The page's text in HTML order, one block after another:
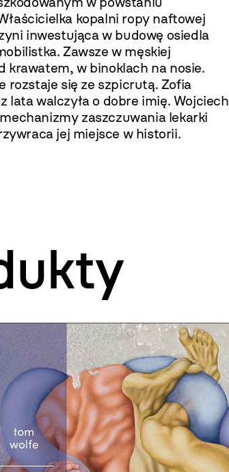
kopalni ropy naftowej
inwestująca w budowę osiedla
Zawsze w męskiej
krawatem, w binoklach na nosie.
rozstaje się ze szpicrutą. Zofia
lata walczyła o dobre imię. Wojciech
zaszczuwania lekarki
jej miejsce w historii.